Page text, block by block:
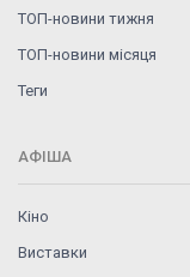
ТОП-новини тижня
ТОП-новини місяця
Теги
АФІША
Кіно
Виставки